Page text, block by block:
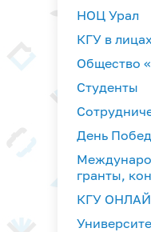
НОЦ Урал
КГУ в
Общество
Студенты
День
гранты,
КГУ